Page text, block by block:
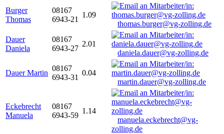
Burger
Thomas
08167
6943-21
1.09
thomas.burger@vg-zolling.de
Dauer
Daniela
08167
6943-27
2.01
daniela.dauer@vg-zolling.de
Dauer Martin
08167
6943-31
0.04
martin.dauer@vg-zolling.de
Eckebrecht
Manuela
08167
6943-59
1.14
manuela.eckebrecht@vg-
zolling.de